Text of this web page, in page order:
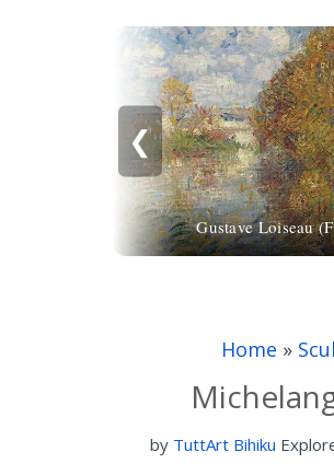
❮
Gustave Loiseau
Home »
by TuttArt Bihiku